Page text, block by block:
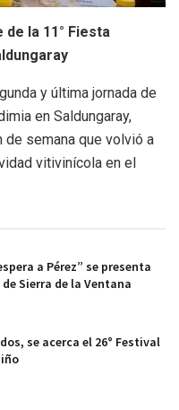
la 11° Fiesta
y última jornada de
en Saldungaray,
de semana que volvió a
vitivinícola en el
a Pérez” se presenta
Sierra de la Ventana
se acerca el 26° Festival